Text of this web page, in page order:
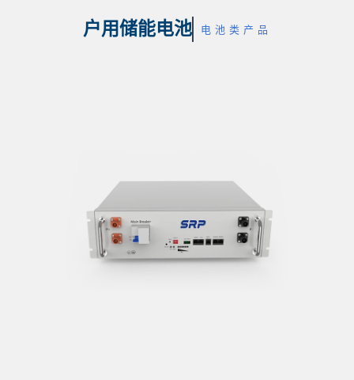
户用储能电池 电池类产品